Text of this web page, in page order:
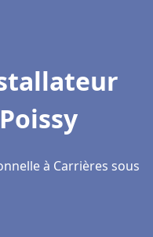
à Carrières sous